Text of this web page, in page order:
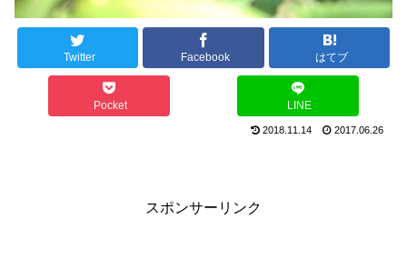
Twitter Facebook はてブ
Pocket LINE
2018.11.14 2017.06.26
スポンサーリンク